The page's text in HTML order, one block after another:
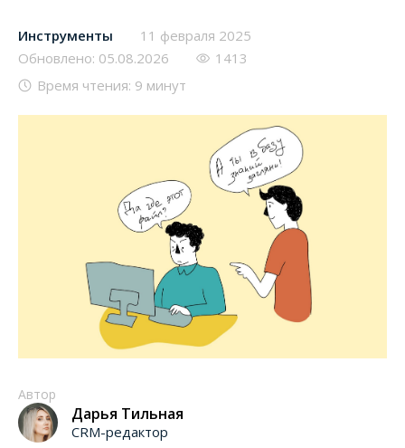
Инструменты
11 февраля 2025
Обновлено: 05.08.2026
1413
Время чтения: 9 минут
Автор
Дарья Тильная
CRM-редактор